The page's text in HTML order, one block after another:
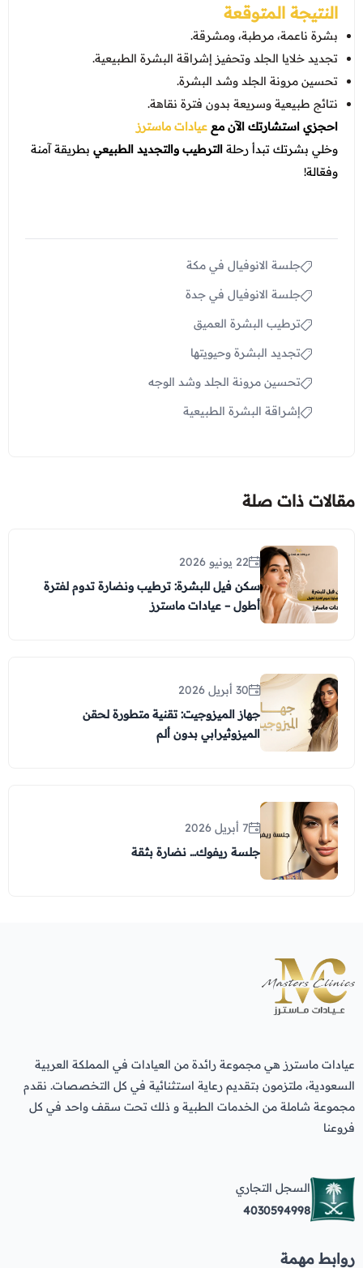
النتيجة المتوقعة
بشرة ناعمة، مرطبة، ومشرقة.
تجديد خلايا الجلد وتحفيز إشراقة البشرة الطبيعية.
تحسين مرونة الجلد وشد البشرة.
نتائج طبيعية وسريعة بدون فترة نقاهة.
احجزي استشارتك الآن مع عيادات ماسترز
وخلي بشرتك تبدأ رحلةالترطيب والتجديد الطبيعي بطريقة آمنة
وفعّالة!
جلسة الانوفيال في مكة
جلسة الانوفيال في جدة
ترطيب البشرة العميق
تجديد البشرة وحيويتها
تحسين مرونة الجلد وشد الوجه
إشراقة البشرة الطبيعية
مقالات ذات صلة
22 يونيو 2026
سكن فيل للبشرة: ترطيب ونضارة تدوم لفترة
أطول – عيادات ماسترز
30 أبريل 2026
جهاز الميزوجيت: تقنية متطورة لحقن
الميزوثيرابي بدون ألم
7 أبريل 2026
جلسة ريفوك… نضارة بثقة
عيادات ماسترز هي مجموعة رائدة من العيادات في المملكة العربية
السعودية، ملتزمون بتقديم رعاية استثنائية في كل التخصصات. نقدم
مجموعة شاملة من الخدمات الطبية و ذلك تحت سقف واحد في كل
فروعنا
السجل التجاري
4030594998
روابط مهمة